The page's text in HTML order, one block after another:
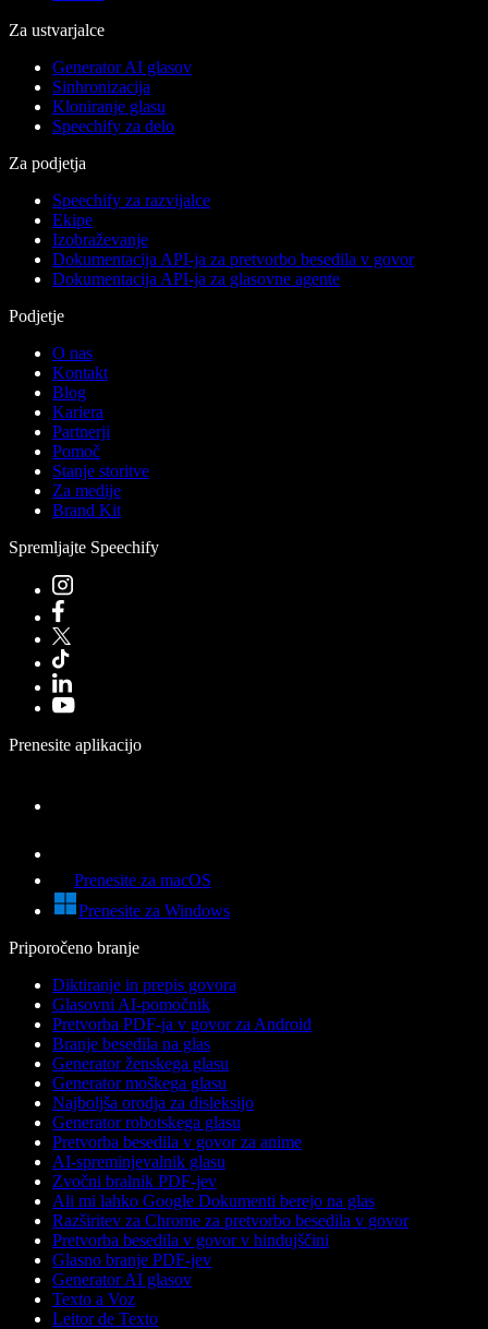
Za ustvarjalce
Generator AI glasov
Sinhronizacija
Kloniranje glasu
Speechify za delo
Za podjetja
Speechify za razvijalce
Ekipe
Izobraževanje
Dokumentacija API-ja za pretvorbo besedila v govor
Dokumentacija API-ja za glasovne agente
Podjetje
O nas
Kontakt
Blog
Kariera
Partnerji
Pomoč
Stanje storitve
Za medije
Brand Kit
Spremljajte Speechify
Prenesite aplikacijo
Prenesite za macOS
Prenesite za Windows
Priporočeno branje
Diktiranje in prepis govora
Glasovni AI-pomočnik
Pretvorba PDF-ja v govor za Android
Branje besedila na glas
Generator ženskega glasu
Generator moškega glasu
Najboljša orodja za disleksijo
Generator robotskega glasu
Pretvorba besedila v govor za anime
AI-spreminjevalnik glasu
Zvočni bralnik PDF-jev
Ali mi lahko Google Dokumenti berejo na glas
Razširitev za Chrome za pretvorbo besedila v govor
Pretvorba besedila v govor v hindujščini
Glasno branje PDF-jev
Generator AI glasov
Texto a Voz
Leitor de Texto